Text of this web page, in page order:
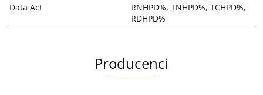
Data Act
RNHPD%, TNHPD%, TCHPD%,
RDHPD%
Producenci